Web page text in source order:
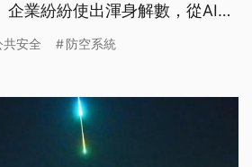
業紛紛使出渾身解數，從AI電
共安全 防空系統